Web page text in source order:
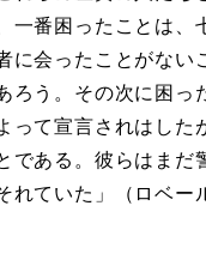
一番困ったことは
会ったことがない
ろう。その次に困っ
って宣言されはした
である。彼らはまだ
れていた」（ロベー